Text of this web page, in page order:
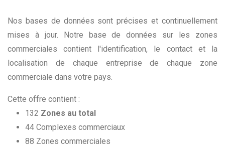
Nos bases de données sont précises et continuellement
mises à jour. Notre base de données sur les zones
commerciales contient l'identification, le contact et la
localisation de chaque entreprise de chaque zone
commerciale dans votre pays.
Cette offre contient :
132 Zones au total
44 Complexes commerciaux
88 Zones commerciales